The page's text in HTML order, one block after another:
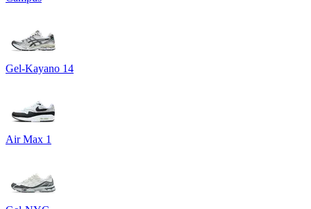
Gel-Kayano 14
Air Max 1